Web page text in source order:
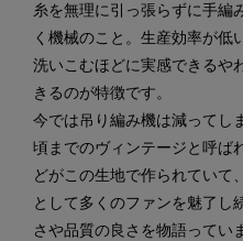
糸を無理に引っ張らずに手編
く機械のこと。生産効率が低
洗いこむほどに実感できるや
きるのが特徴です。
今では吊り編み機は減ってし
頃までのヴィンテージと呼ば
どがこの生地で作られていて
として多くのファンを魅了し
さや品質の良さを物語ってい